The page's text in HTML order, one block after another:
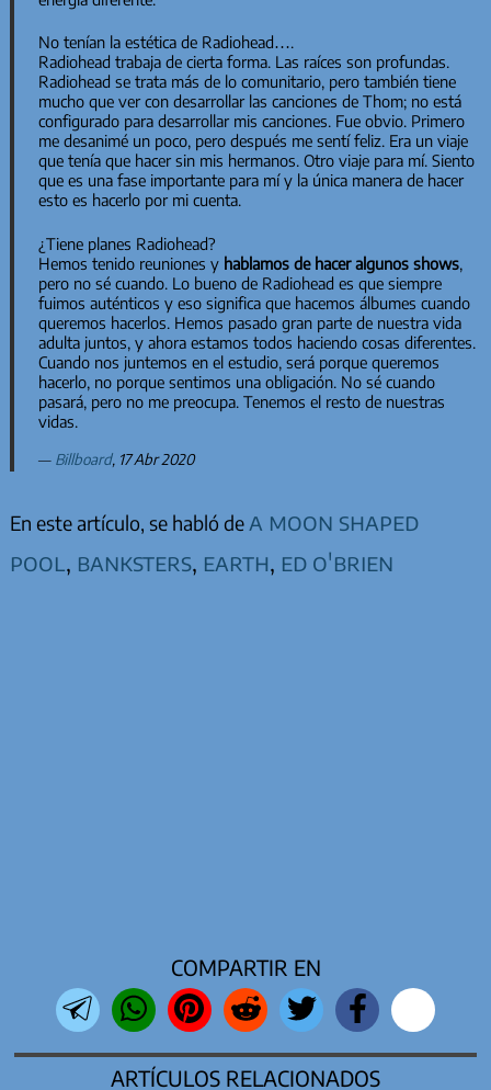
No tenían la estética de Radiohead….
Radiohead trabaja de cierta forma. Las raíces son profundas.
Radiohead se trata más de lo comunitario, pero también tiene
mucho que ver con desarrollar las canciones de Thom; no está
configurado para desarrollar mis canciones. Fue obvio. Primero
me desanimé un poco, pero después me sentí feliz. Era un viaje
que tenía que hacer sin mis hermanos. Otro viaje para mí. Siento
que es una fase importante para mí y la única manera de hacer
esto es hacerlo por mi cuenta.
¿Tiene planes Radiohead?
Hemos tenido reuniones y hablamos de hacer algunos shows,
pero no sé cuando. Lo bueno de Radiohead es que siempre
fuimos auténticos y eso significa que hacemos álbumes cuando
queremos hacerlos. Hemos pasado gran parte de nuestra vida
adulta juntos, y ahora estamos todos haciendo cosas diferentes.
Cuando nos juntemos en el estudio, será porque queremos
hacerlo, no porque sentimos una obligación. No sé cuando
pasará, pero no me preocupa. Tenemos el resto de nuestras
vidas.
Billboard, 17 Abr 2020
En este artículo, se habló de a moon shaped
pool, banksters, earth, ed o'brien
COMPARTIR EN
ARTÍCULOS RELACIONADOS